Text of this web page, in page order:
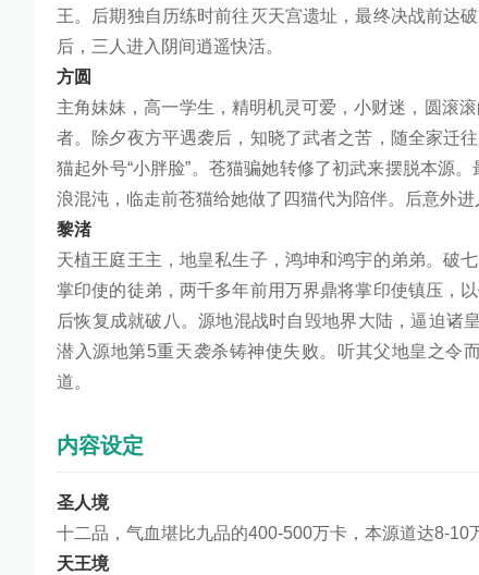
王。后期独自历练时前往灭天宫遗址，最终决战前达
后，三人进入阴间逍遥快活。
方圆
主角妹妹，高一学生，精明机灵可爱，小财迷，圆滚
者。除夕夜方平遇袭后，知晓了武者之苦，随全家迁
猫起外号“小胖脸”。苍猫骗她转修了初武来摆脱本源
浪混沌，临走前苍猫给她做了四猫代为陪伴。后意外
黎渚
天植王庭王主，地皇私生子，鸿坤和鸿宇的弟弟。破
掌印使的徒弟，两千多年前用万界鼎将掌印使镇压，
后恢复成就破八。源地混战时自毁地界大陆，逼迫诸
潜入源地第5重天袭杀铸神使失败。听其父地皇之令
道。
内容设定
圣人境
十二品，气血堪比九品的400-500万卡，本源道达8-10
天王境